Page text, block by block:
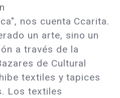
nos cuenta Ccarita.
un arte, sino un
a través de la
de Cultural
textiles y tapices
Los textiles